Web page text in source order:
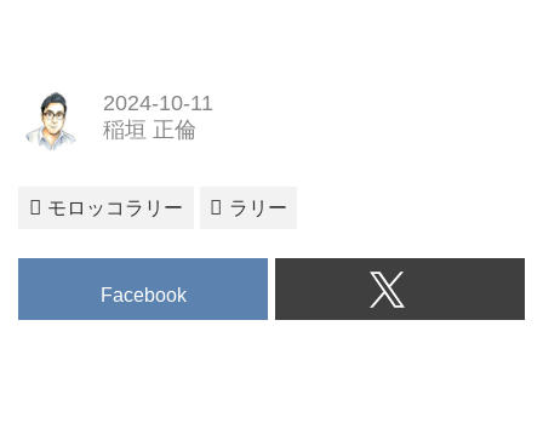
2024-10-11
稲垣 正倫
モロッコラリー ラリー
Facebook